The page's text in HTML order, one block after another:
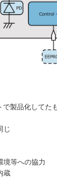
で製品化してた
じ
境等への協力
蔵